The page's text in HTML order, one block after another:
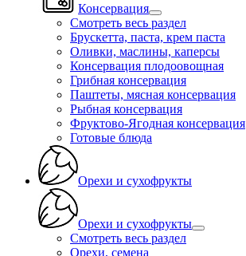
Консервация
Смотреть весь раздел
Брускетта, паста, крем паста
Оливки, маслины, каперсы
Консервация плодоовощная
Грибная консервация
Паштеты, мясная консервация
Рыбная консервация
Фруктово-Ягодная консервация
Готовые блюда
Орехи и сухофрукты
Орехи и сухофрукты
Смотреть весь раздел
Орехи, семена